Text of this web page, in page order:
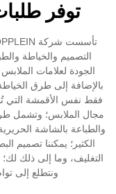
توفر
التصميم والخياطة
الجودة لعلامات
بالإضافة إلى طرق
فقط نفس الأقمشة التي
مجال الملابس؛ وتشمل
والطباعة بالشاشة
الكثير؛ يمكننا تصميم
ونتطلع إلى